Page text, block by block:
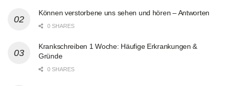
Können verstorbene uns sehen und hören – Antworten
0 SHARES
Krankschreiben 1 Woche: Häufige Erkrankungen &
Gründe
0 SHARES